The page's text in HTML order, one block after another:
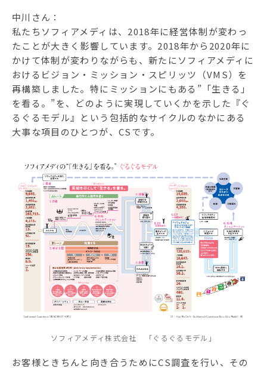
中川さん：
私たちソフィアメディは、2018年に経営体制が変わっ
たことが大きく影響しています。2018年から2020年に
かけて体制が変わりながらも、新たにソフィアメディに
おけるビジョン・ミッション・スピリッツ（VMS）を
再構築しました。特にミッションにもある”「生きる」
を看る。”を、どのように実現していくかを示した『ぐ
るぐるモデル』という包括的なサイクルのなかにある
大事な項目のひとつが、CSです。
ソフィアメディ株式会社 「ぐるぐるモデル」
お客様ときちんと向き合うためにCS調査を行い、その